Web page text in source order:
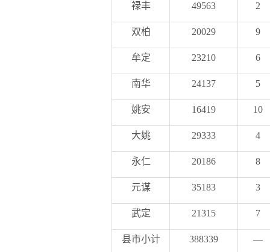
禄丰 49563 2
双柏 20029 9
牟定 23210 6
南华 24137 5
姚安 16419 10
大姚 29333 4
永仁 20186 8
元谋 35183 3
武定 21315 7
县市小计 388339 —